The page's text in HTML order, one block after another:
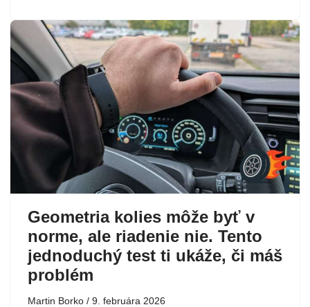
Geometria kolies môže byť v
norme, ale riadenie nie. Tento
jednoduchý test ti ukáže, či máš
problém
Martin Borko 9. februára 2026